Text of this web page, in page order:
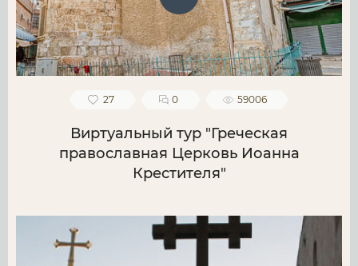
27 0 59006
Виртуальный тур "Греческая
православная Церковь Иоанна
Крестителя"